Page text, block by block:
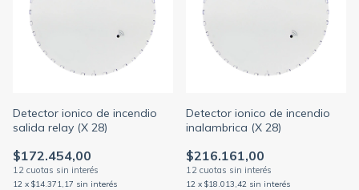
Detector ionico de incendio
salida relay (X 28)
$172.454,00
12 x $14.371,17 sin interés
Detector ionico de incendio
inalambrica (X 28)
$216.161,00
12 x $18.013,42 sin interés